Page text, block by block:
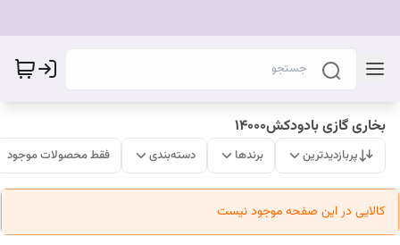
بخاری گازی بادودکش۱۴۰۰۰
پربازدیدترین برندها دسته‌بندی فقط محصولات موجود
کالایی در این صفحه موجود نیست